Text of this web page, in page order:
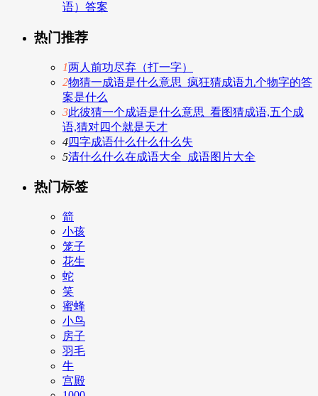
语）答案
热门推荐
1两人前功尽弃（打一字）
2物猜一成语是什么意思_疯狂猜成语九个物字的答
案是什么
3此彼猜一个成语是什么意思_看图猜成语,五个成
语,猜对四个就是天才
4四字成语什么什么什么失
5清什么什么在成语大全_成语图片大全
热门标签
箭
小孩
笼子
花生
蛇
笑
蜜蜂
小鸟
房子
羽毛
牛
宫殿